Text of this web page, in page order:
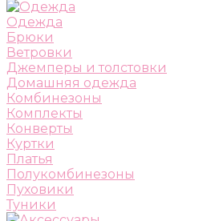
Одежда
Брюки
Ветровки
Джемперы и толстовки
Домашняя одежда
Комбинезоны
Комплекты
Конверты
Куртки
Платья
Полукомбинезоны
Пуховики
Туники